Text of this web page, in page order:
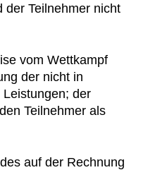
der Teilnehmer nicht
vom Wettkampf
der nicht in
der
Teilnehmer als
auf der Rechnung